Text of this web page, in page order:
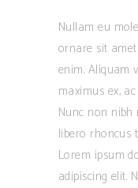
Nullam eu
ornare sit
enim. Aliquam
maximus ex,
Nunc non nibh
libero rhoncus
Lorem ipsum
adipiscing elit.